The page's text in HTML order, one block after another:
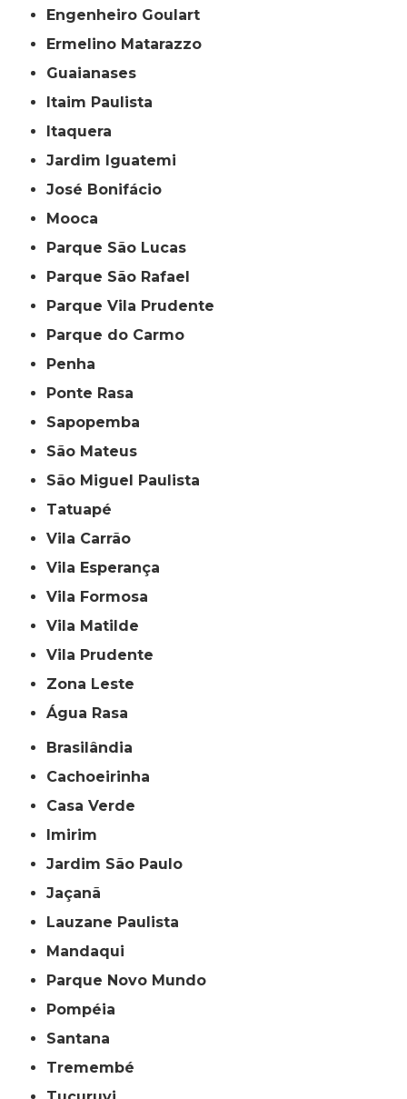
Engenheiro Goulart
Ermelino Matarazzo
Guaianases
Itaim Paulista
Itaquera
Jardim Iguatemi
José Bonifácio
Mooca
Parque São Lucas
Parque São Rafael
Parque Vila Prudente
Parque do Carmo
Penha
Ponte Rasa
Sapopemba
São Mateus
São Miguel Paulista
Tatuapé
Vila Carrão
Vila Esperança
Vila Formosa
Vila Matilde
Vila Prudente
Zona Leste
Água Rasa
Brasilândia
Cachoeirinha
Casa Verde
Imirim
Jardim São Paulo
Jaçanã
Lauzane Paulista
Mandaqui
Parque Novo Mundo
Pompéia
Santana
Tremembé